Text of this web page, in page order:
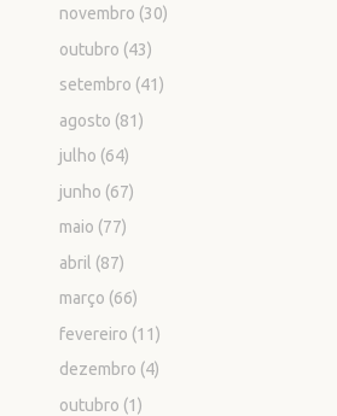
novembro (30)
outubro (43)
setembro (41)
agosto (81)
julho (64)
junho (67)
maio (77)
abril (87)
março (66)
fevereiro (11)
dezembro (4)
outubro (1)